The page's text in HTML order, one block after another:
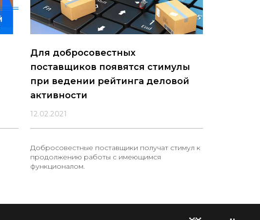
Для добросовестных
поставщиков появятся стимулы
при ведении рейтинга деловой
активности
12.02.2021
Добросовестные поставщики получат стимул к
продолжению работы с имеющимся
функционалом.